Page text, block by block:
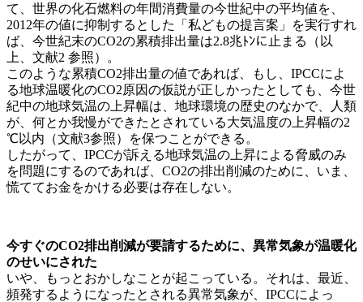
て、世界の化石燃料の年間消費量の今世紀中の平均値を、
2012年の値に抑制するとした「私どもの提言案」を実行すれ
ば、今世紀末のCO2の累積排出量は2.8兆ﾄﾝに止まる（以
上、文献2 参照）。
このような累積CO2排出量の値であれば、もし、IPCCによ
る地球温暖化のCO2原因の仮説が正しかったとしても、今世
紀中の地球気温の上昇幅は、地球環境の歴史のなかで、人類
が、何とか我慢ができたとされている大気温度の上昇幅の2
℃以内（文献3参照）を保つことができる。
したがって、IPCCが訴える地球気温の上昇による脅威のみ
を問題にするのであれば、CO2の排出削減のために、いま、
慌ててお金をかける必要は存在しない。
今すぐのCO2排出削減が要請するために、異常気象が温暖化
のせいにされた
いや、もっとおかしなことが起こっている。それは、最近、
頻発するようになったとされる異常気象が、IPCCによっ